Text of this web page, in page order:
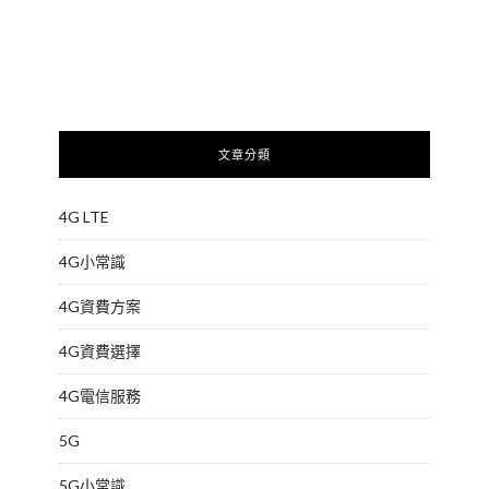
文章分類
4G LTE
4G小常識
4G資費方案
4G資費選擇
4G電信服務
5G
5G小常識